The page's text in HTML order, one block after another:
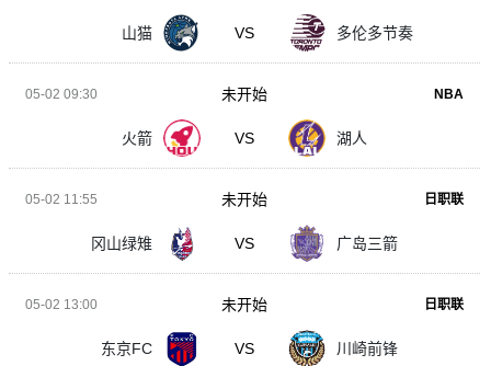
山猫 VS 多伦多节奏
05-02 09:30 NBA
火箭 VS 湖人
未开始
05-02 11:55 日职联
冈山绿雉 VS 广岛三箭
未开始
05-02 13:00 日职联
东京FC VS 川崎前锋
未开始